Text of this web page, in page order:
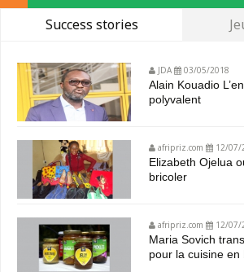
Success stories
JDA 03/05/2018
Alain Kouadio
polyvalent
afripriz.com 12/07/
Elizabeth Ojelua
bricoler
afripriz.com 12/07/
Maria Sovich
pour la cuisine en